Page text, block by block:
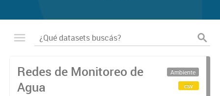
Redes de Monitoreo de
Agua
Ambiente
csv